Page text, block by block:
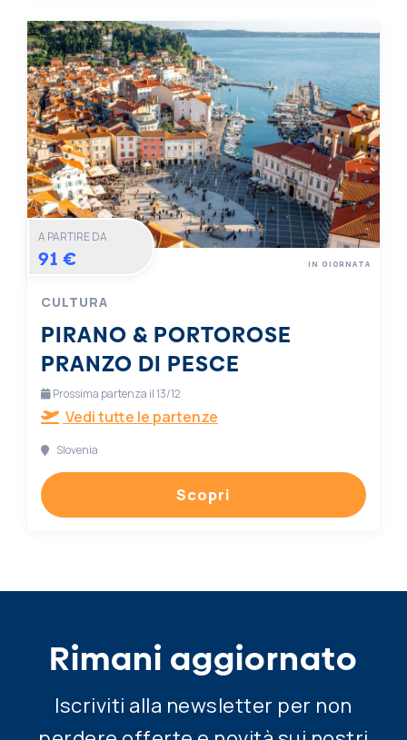
A PARTIRE DA
91 €
CULTURA
PIRANO & PORTOROSE
PRANZO DI PESCE
IN GIORNATA
Prossima partenza il 13/12
Vedi tutte le partenze
Slovenia
Scopri
Rimani aggiornato
Iscriviti alla newsletter per non